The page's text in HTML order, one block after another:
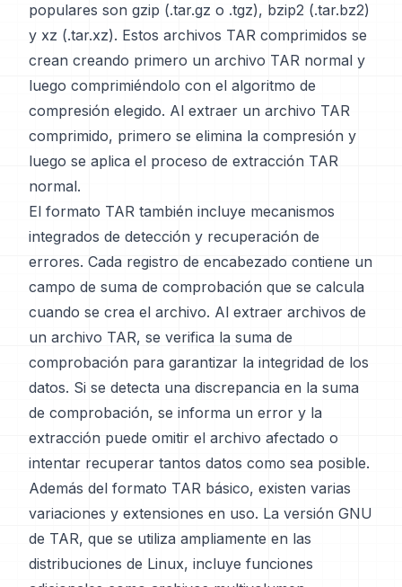
populares son gzip (.tar.gz o .tgz), bzip2 (.tar.bz2)
y xz (.tar.xz). Estos archivos TAR comprimidos se
crean creando primero un archivo TAR normal y
luego comprimiéndolo con el algoritmo de
compresión elegido. Al extraer un archivo TAR
comprimido, primero se elimina la compresión y
luego se aplica el proceso de extracción TAR
normal.
El formato TAR también incluye mecanismos
integrados de detección y recuperación de
errores. Cada registro de encabezado contiene un
campo de suma de comprobación que se calcula
cuando se crea el archivo. Al extraer archivos de
un archivo TAR, se verifica la suma de
comprobación para garantizar la integridad de los
datos. Si se detecta una discrepancia en la suma
de comprobación, se informa un error y la
extracción puede omitir el archivo afectado o
intentar recuperar tantos datos como sea posible.
Además del formato TAR básico, existen varias
variaciones y extensiones en uso. La versión GNU
de TAR, que se utiliza ampliamente en las
distribuciones de Linux, incluye funciones